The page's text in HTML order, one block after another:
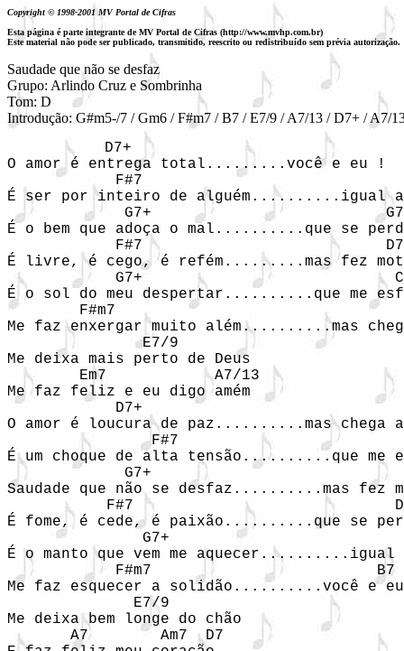
Copyright © 1998-2001 MV Portal de Cifras
Esta página é parte integrante de MV Portal de Cifras (http://www.mvhp.com.br)
Este material não pode ser publicado, transmitido, reescrito ou redistribuído sem prévia autorização.
Saudade que não se desfaz
Grupo: Arlindo Cruz e Sombrinha
Tom: D
          D7+
O amor é entrega total.........você e eu !
            F#7
É ser por inteiro de alguém..........igual a
             G7+                          G7
É o bem que adoça o mal..........que se
            F#7                           D7
É livre, é cego, é refém.........mas fez
G7+
É o sol do meu despertar..........que me
F#m7
Me faz enxergar muito além..........mas
               E7/9
Me deixa mais perto de Deus
        Em7            A7/13
Me faz feliz e eu digo amém
            D7+
O amor é loucura de paz..........mas chega
                F#7
É um choque de alta tensão..........que me
G7+
Saudade que não se desfaz..........mas fez
F#7
É fome, é cede, é paixão..........que se
G7+
É o manto que vem me aquecer..........igual
            F#m7                         B7
Me faz esquecer a solidão..........você e
              E7/9
Me deixa bem longe do chão
       A7        Am7  D7